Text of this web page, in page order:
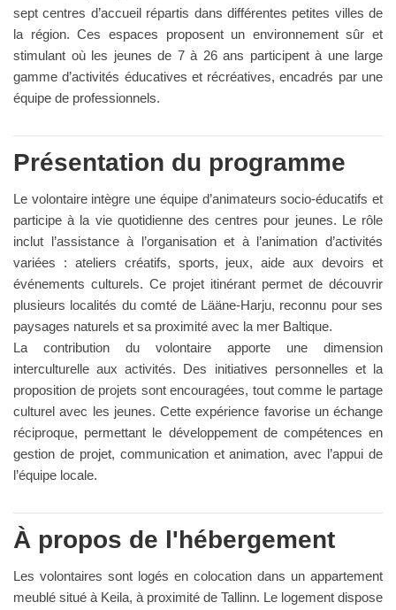
sept centres d’accueil répartis dans différentes petites villes de
la région. Ces espaces proposent un environnement sûr et
stimulant où les jeunes de 7 à 26 ans participent à une large
gamme d’activités éducatives et récréatives, encadrés par une
équipe de professionnels.
Présentation du programme
Le volontaire intègre une équipe d’animateurs socio-éducatifs et
participe à la vie quotidienne des centres pour jeunes. Le rôle
inclut l’assistance à l’organisation et à l’animation d’activités
variées : ateliers créatifs, sports, jeux, aide aux devoirs et
événements culturels. Ce projet itinérant permet de découvrir
plusieurs localités du comté de Lääne-Harju, reconnu pour ses
paysages naturels et sa proximité avec la mer Baltique.
La contribution du volontaire apporte une dimension
interculturelle aux activités. Des initiatives personnelles et la
proposition de projets sont encouragées, tout comme le partage
culturel avec les jeunes. Cette expérience favorise un échange
réciproque, permettant le développement de compétences en
gestion de projet, communication et animation, avec l’appui de
l’équipe locale.
À propos de l'hébergement
Les volontaires sont logés en colocation dans un appartement
meublé situé à Keila, à proximité de Tallinn. Le logement dispose